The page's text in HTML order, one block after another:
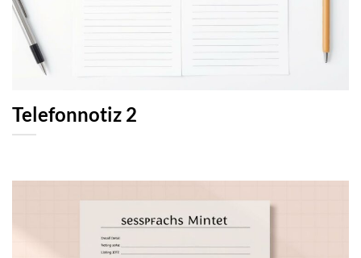
Telefonnotiz 2